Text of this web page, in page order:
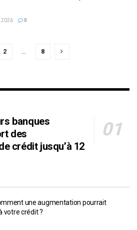
2026 0
2 … 8
banques
des
crédit jusqu’à 12
une augmentation pourrait
votre crédit ?